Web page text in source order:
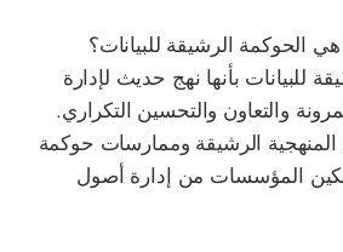
الحوكمة الرشيقة للبيانات؟
للبيانات بأنها نهج حديث لإدارة
والتعاون والتحسين التكراري.
الرشيقة وممارسات حوكمة
لتمكين المؤسسات من إدارة أصول